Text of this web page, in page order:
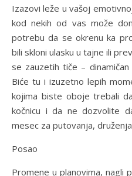
Izazovi leže u vašoj
kod nekih od vas može
potrebu da se okrenu ka
bili skloni ulasku u tajne ili
se zauzetih tiče –
Biće tu i izuzetno lepih
kojima biste oboje trebali
kočnicu i da ne dozvolite
mesec za putovanja,
Posao
Promene u planovima, nagli